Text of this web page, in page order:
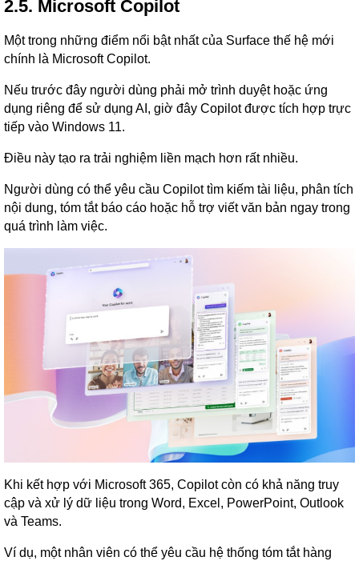
2.5. Microsoft Copilot
Một trong những điểm nổi bật nhất của Surface thế hệ mới
chính là Microsoft Copilot.
Nếu trước đây người dùng phải mở trình duyệt hoặc ứng
dụng riêng để sử dụng AI, giờ đây Copilot được tích hợp trực
tiếp vào Windows 11.
Điều này tạo ra trải nghiệm liền mạch hơn rất nhiều.
Người dùng có thể yêu cầu Copilot tìm kiếm tài liệu, phân tích
nội dung, tóm tắt báo cáo hoặc hỗ trợ viết văn bản ngay trong
quá trình làm việc.
Khi kết hợp với Microsoft 365, Copilot còn có khả năng truy
cập và xử lý dữ liệu trong Word, Excel, PowerPoint, Outlook
và Teams.
Ví dụ, một nhân viên có thể yêu cầu hệ thống tóm tắt hàng